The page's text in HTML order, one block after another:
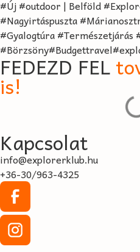
#Új #outdoor | Belföld
#Nagyirtáspuszta
#Gyalogtúra #Természetjárás
FEDEZD FEL
is!
Kapcsolat
info@explorerklub.hu
+36-30/963-4325